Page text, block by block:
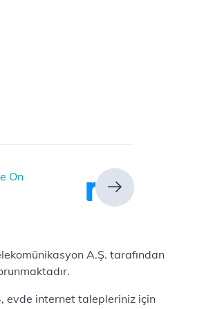
A.Ş. tarafından
evde internet talepleriniz için